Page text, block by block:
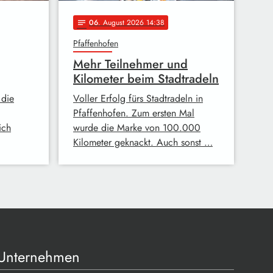
notes 06. August 2026 14:38
Pfaffenhofen
Mehr Teilnehmer und
Kilometer beim Stadtradeln
Voller Erfolg fürs Stadtradeln in
Pfaffenhofen. Zum ersten Mal
wurde die Marke von 100.000
Kilometer geknackt. Auch sonst …